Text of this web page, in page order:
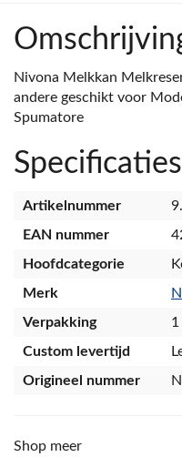
Nivona Melkkan
andere geschikt voor
Spumatore
Specificaties
Artikelnummer
EAN nummer
Hoofdcategorie
Merk
Verpakking
1
Custom levertijd
Origineel nummer
Shop meer